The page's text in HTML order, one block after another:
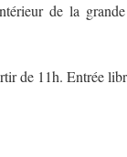
de la
de 11h. Entrée